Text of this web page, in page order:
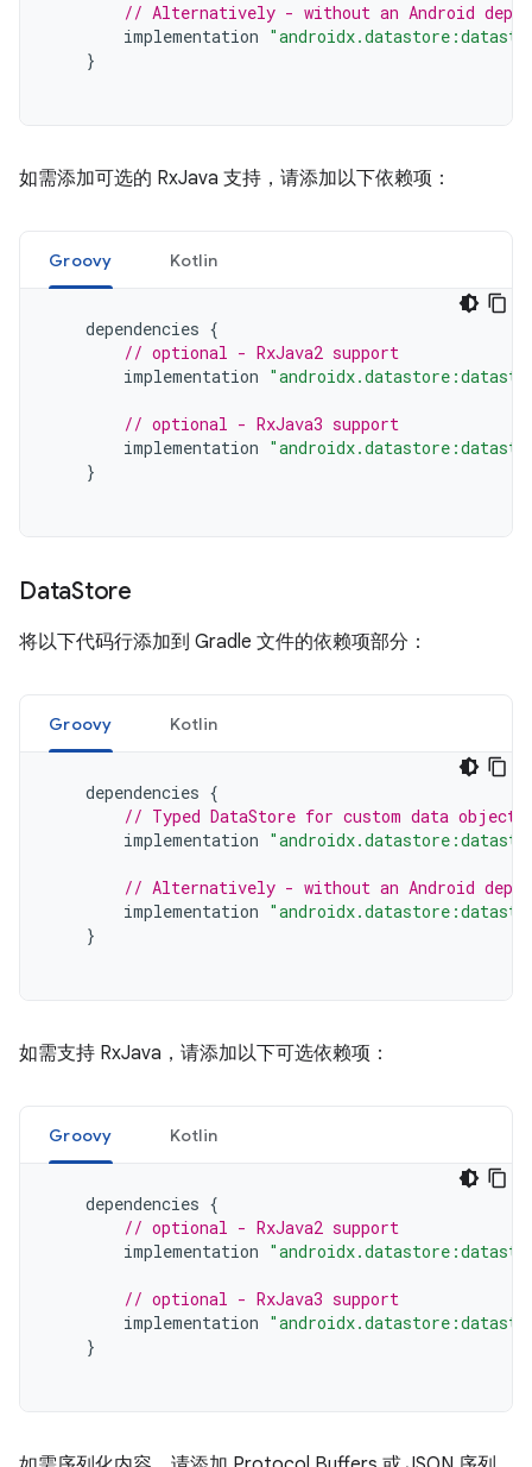
// Alternatively - without an Android
implementation
}
如需添加可选的 RxJava 支持，请添加以下依赖项：
Groovy Kotlin
dependencies {
// optional - RxJava2 support
implementation
// optional - RxJava3 support
implementation
}
DataStore
将以下代码行添加到 Gradle 文件的依赖项部分：
Groovy Kotlin
dependencies {
// Typed DataStore for custom data
implementation
// Alternatively - without an Android
implementation
}
如需支持 RxJava，请添加以下可选依赖项：
Groovy Kotlin
dependencies {
// optional - RxJava2 support
implementation
// optional - RxJava3 support
implementation
}